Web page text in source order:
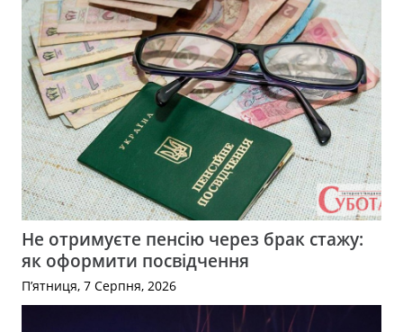
Не отримуєте пенсію через брак стажу:
як оформити посвідчення
П’ятниця, 7 Серпня, 2026